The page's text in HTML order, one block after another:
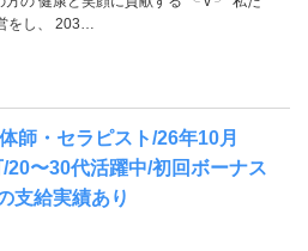
をし、 203…
師・セラピスト/26年10月
20〜30代活躍中/初回ボーナス
支給実績あり